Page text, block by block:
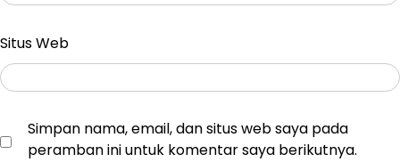
Situs Web
Simpan nama, email, dan situs web saya pada
peramban ini untuk komentar saya berikutnya.